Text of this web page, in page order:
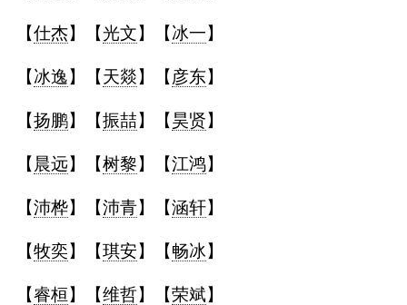
【仕杰】【光文】【冰一】
【冰逸】【天燚】【 彦东】
【扬鹏】【振喆】【昊贤】
【 晨远】【树黎】【江鸿】
【沛桦】【沛青】【涵轩】
【牧奕】【琪安】【畅冰】
【睿桓】【维哲】【荣斌】